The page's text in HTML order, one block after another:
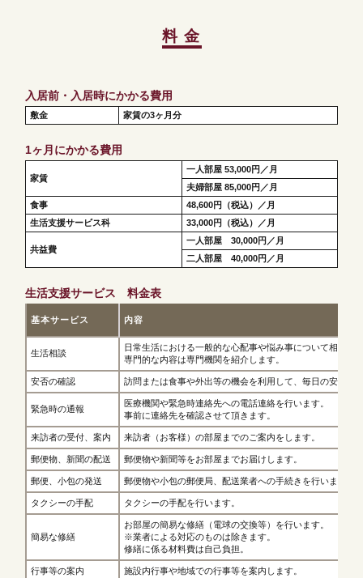
料 金
入居前・入居時にかかる費用
敷金 家賃の3ヶ月分
1ヶ月にかかる費用
家賃
一人部屋 53,000円／月
夫婦部屋 85,000円／月
食事
48,600円（税込）／月
生活支援サービス科
33,000円（税込）／月
共益費
一人部屋 30,000円／月
二人部屋 40,000円／月
生活支援サービス 料金表
基本サービス 内容
生活相談
日常生活における一般的な心配事や悩み事について相談に
専門的な内容は専門機関を紹介します。
安否の確認 訪問または食事や外出等の機会を利用して、毎日の安否確
緊急時の通報
医療機関や緊急時連絡先への電話連絡を行います。
事前に連絡先を確認させて頂きます。
来訪者の受付、案内 来訪者（お客様）の部屋までのご案内をします。
郵便物、新聞の配送 郵便物や新聞等をお部屋までお届けします。
郵便、小包の発送 郵便物や小包の郵便局、配送業者への手続きを行います。
タクシーの手配 タクシーの手配を行います。
簡易な修繕
お部屋の簡易な修繕（電球の交換等）を行います。
※業者による対応のものは除きます。
修繕に係る材料費は自己負担。
行事等の案内 施設内行事や地域での行事等を案内します。